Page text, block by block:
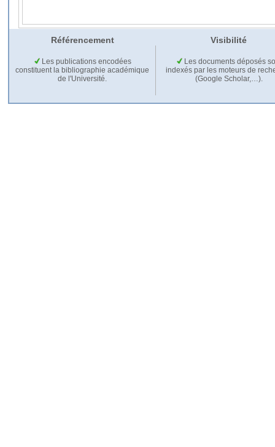
Référencement Visibilité
Les publications encodées
constituent la bibliographie académique
de l'Université.
Les documents déposés
indexés par les moteurs de
(Google Scholar,…).